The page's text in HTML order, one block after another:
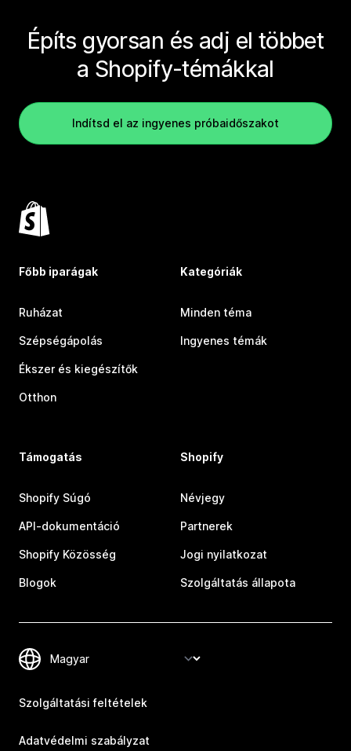
Építs gyorsan és adj el többet
a Shopify-témákkal
Indítsd el az ingyenes próbaidőszakot
Főbb iparágak
Ruházat
Szépségápolás
Ékszer és kiegészítők
Otthon
Kategóriák
Minden téma
Ingyenes témák
Támogatás
Shopify Súgó
API-dokumentáció
Shopify Közösség
Blogok
Shopify
Névjegy
Partnerek
Jogi nyilatkozat
Szolgáltatás állapota
Szolgáltatási feltételek
Adatvédelmi szabályzat